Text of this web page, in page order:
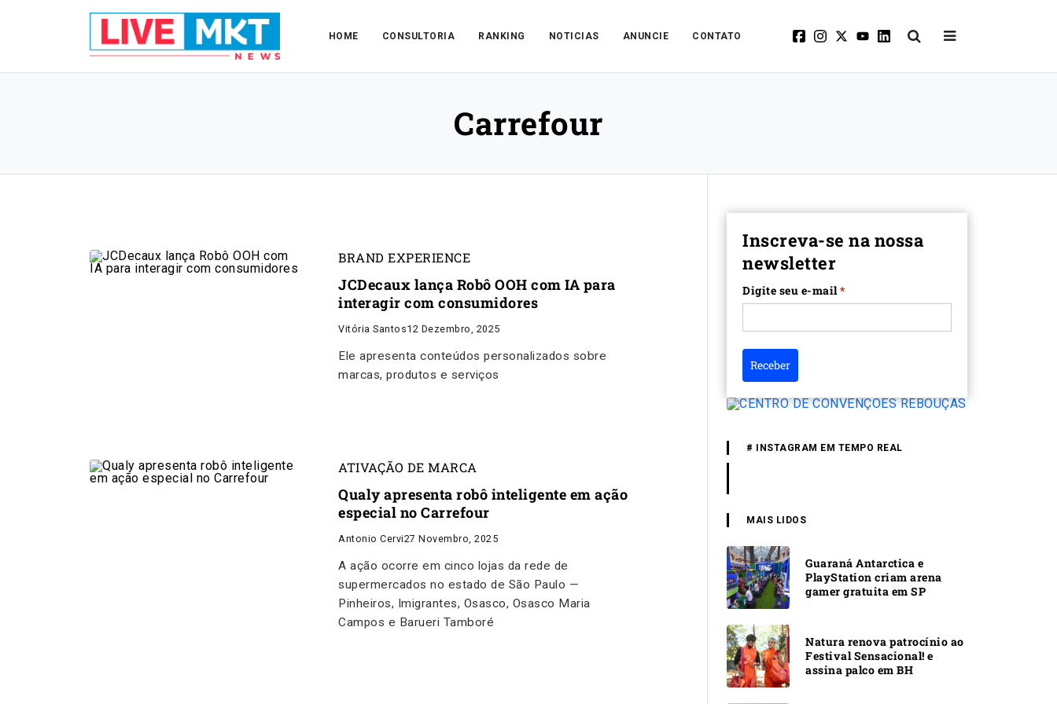
HOME CONSULTORIA RANKING NOTICIAS ANUNCIE CONTATO
Carrefour
BRAND EXPERIENCE
JCDecaux lança Robô OOH com IA para
interagir com consumidores
Vitória Santos12 Dezembro, 2025
Ele apresenta conteúdos personalizados sobre
marcas, produtos e serviços
ATIVAÇÃO DE MARCA
Qualy apresenta robô inteligente em ação
especial no Carrefour
Antonio Cervi27 Novembro, 2025
A ação ocorre em cinco lojas da rede de
supermercados no estado de São Paulo —
Pinheiros, Imigrantes, Osasco, Osasco Maria
Campos e Barueri Tamboré
Inscreva-se na nossa
newsletter
Digite seu e-mail*
Receber
# INSTAGRAM EM TEMPO REAL
MAIS LIDOS
Guaraná Antarctica e
PlayStation criam arena
gamer gratuita em SP
Natura renova patrocínio ao
Festival Sensacional! e
assina palco em BH